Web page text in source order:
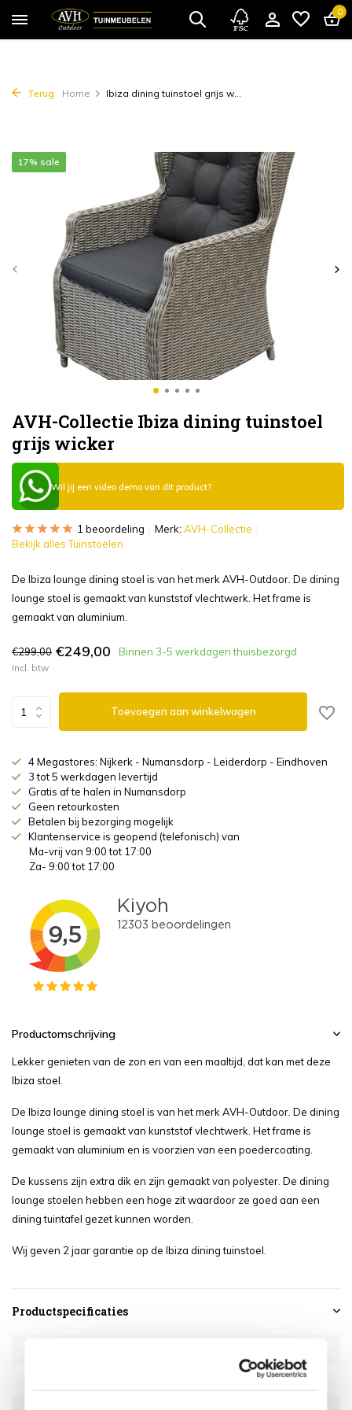
0
Terug Home Ibiza dining tuinstoel grijs w...
AVH-Collectie Ibiza dining tuinstoel
grijs wicker
17% sale
Wil jij een video demo van dit product?
1 beoordeling Merk: AVH-Collectie
Bekijk alles Tuinstoelen
De Ibiza lounge dining stoel is van het merk AVH-Outdoor. De dining
lounge stoel is gemaakt van kunststof vlechtwerk. Het frame is
gemaakt van aluminium.
€299,00 €249,00 Binnen 3-5 werkdagen thuisbezorgd
Incl. btw
Toevoegen aan winkelwagen
4 Megastores: Nijkerk - Numansdorp - Leiderdorp - Eindhoven
3 tot 5 werkdagen levertijd
Gratis af te halen in Numansdorp
Geen retourkosten
Betalen bij bezorging mogelijk
Klantenservice is geopend (telefonisch) van
Ma-vrij van 9:00 tot 17:00
Za- 9:00 tot 17:00
Productomschrijving
Lekker genieten van de zon en van een maaltijd, dat kan met deze
Ibiza stoel.
De Ibiza lounge dining stoel is van het merk AVH-Outdoor. De dining
lounge stoel is gemaakt van kunststof vlechtwerk. Het frame is
gemaakt van aluminium en is voorzien van een poedercoating.
De kussens zijn extra dik en zijn gemaakt van polyester. De dining
lounge stoelen hebben een hoge zit waardoor ze goed aan een
dining tuintafel gezet kunnen worden.
Wij geven 2 jaar garantie op de Ibiza dining tuinstoel.
Productspecificaties